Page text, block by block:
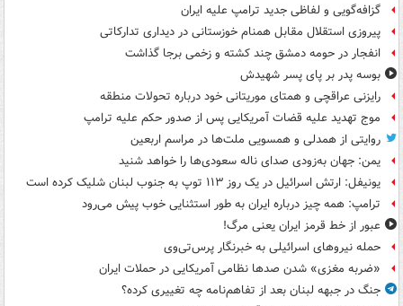
گزافه‌گویی و لفاظی جدید ترامپ علیه ایران
پیروزی استقلال مقابل همنام خوزستانی در دیداری تدارکاتی
انفجار در حومه دمشق چند کشته و زخمی برجا گذاشت
بوسه‌ پدر بر پای پسر شهیدش
رایزنی عراقچی و همتای موریتانی خود درباره تحولات منطقه
موج تهدید علیه قضات آمریکایی پس از صدور حکم علیه ترامپ
روایتی از همدلی و همسویی ملت‌ها در مراسم اربعین
یمن: جهان به‌زودی صدای ناله سعودی‌ها را خواهد شنید
یونیفل: ارتش اسرائیل در یک روز ۱۱۳ توپ به جنوب لبنان شلیک کرده است
ترامپ: همه چیز درباره ایران به طور استثنایی خوب پیش می‌رود
عبور از خط قرمز ایران یعنی مرگ!
حمله نیروهای اسرائیلی به خبرنگار پرس‌تی‌وی
«ضربه مغزی» شدن صدها نظامی آمریکایی در حملات ایران
جنگ در جبهه لبنان بعد از تفاهم‌نامه چه تغییری کرده؟